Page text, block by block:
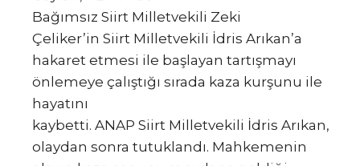
Bağımsız Siirt Milletvekili Zeki
Çeliker’in Siirt Milletvekili İdris Arıkan’a
hakaret etmesi ile başlayan tartışmayı
önlemeye çalıştığı sırada kaza kurşunu ile
hayatını
kaybetti. ANAP Siirt Milletvekili İdris Arıkan,
olaydan sonra tutuklandı. Mahkemenin